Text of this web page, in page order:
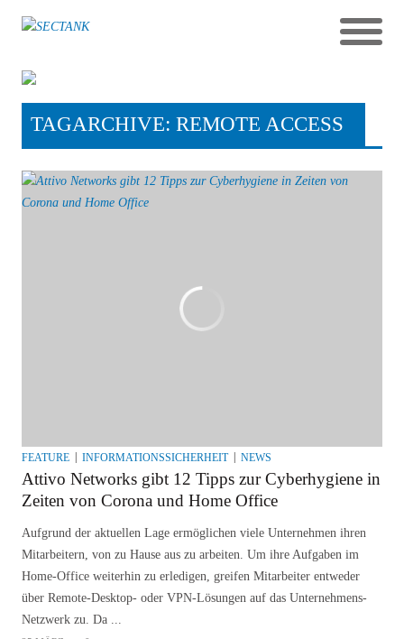
TAGARCHIVE: REMOTE ACCESS
FEATURE INFORMATIONSSICHERHEIT NEWS
Attivo Networks gibt 12 Tipps zur Cyberhygiene in
Zeiten von Corona und Home Office
Aufgrund der aktuellen Lage ermöglichen viele Unternehmen ihren
Mitarbeitern, von zu Hause aus zu arbeiten. Um ihre Aufgaben im
Home-Office weiterhin zu erledigen, greifen Mitarbeiter entweder
über Remote-Desktop- oder VPN-Lösungen auf das Unternehmens-
Netzwerk zu. Da ...